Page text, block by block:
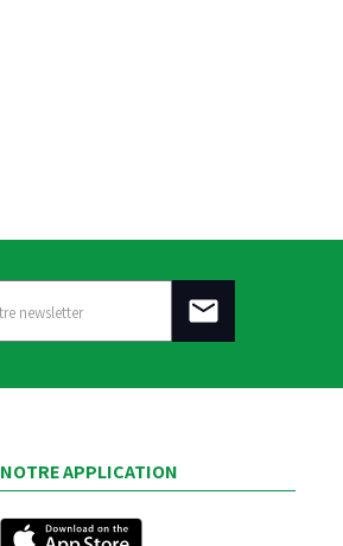
NOTRE APPLICATION